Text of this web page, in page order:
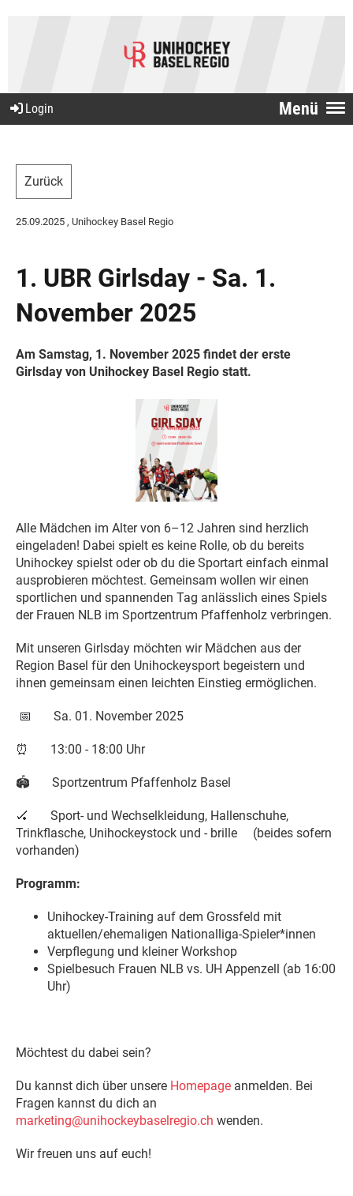
Menü
Login
Zurück
25.09.2025 , Unihockey Basel Regio
1. UBR Girlsday - Sa. 1.
November 2025
Am Samstag, 1. November 2025 findet der erste
Girlsday von Unihockey Basel Regio statt.
Alle Mädchen im Alter von 6–12 Jahren sind herzlich
eingeladen! Dabei spielt es keine Rolle, ob du bereits
Unihockey spielst oder ob du die Sportart einfach einmal
ausprobieren möchtest. Gemeinsam wollen wir einen
sportlichen und spannenden Tag anlässlich eines Spiels
der Frauen NLB im Sportzentrum Pfaffenholz verbringen.
Mit unseren Girlsday möchten wir Mädchen aus der
Region Basel für den Unihockeysport begeistern und
ihnen gemeinsam einen leichten Einstieg ermöglichen.
📅 Sa. 01. November 2025
⏰ 13:00 - 18:00 Uhr
🏟️ Sportzentrum Pfaffenholz Basel
🏑 Sport- und Wechselkleidung, Hallenschuhe,
Trinkflasche, Unihockeystock und - brille (beides sofern
vorhanden)
Programm:
Unihockey-Training auf dem Grossfeld mit
aktuellen/ehemaligen Nationalliga-Spieler*innen
Verpflegung und kleiner Workshop
Spielbesuch Frauen NLB vs. UH Appenzell (ab 16:00
Uhr)
Möchtest du dabei sein?
Du kannst dich über unsere Homepage anmelden. Bei
Fragen kannst du dich an
marketing@unihockeybaselregio.ch wenden.
Wir freuen uns auf euch!